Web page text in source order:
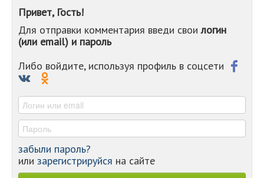
-
-
Привет, Гость!
Для отправки комментария введи своилогин
(или email) и пароль
Либо войдите, используя профиль в соцсети
забыли пароль?
или зарегистрируйся на сайте